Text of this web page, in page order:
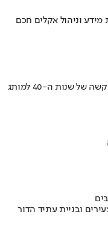
וניהול אקלים חכם
איך אסם הפכה את תקופת הצנע והמחסור הקשה של שנות ה-40 למותג
ובניית עתיד הדור